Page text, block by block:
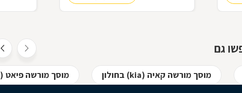
גם
מוסך מורשה קאיה (kia) בחולון מוסך מורשה פיאט (FIAT) בחולון